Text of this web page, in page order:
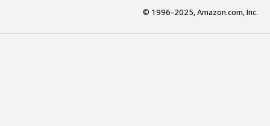
© 1996-2025, Amazon.com, Inc.